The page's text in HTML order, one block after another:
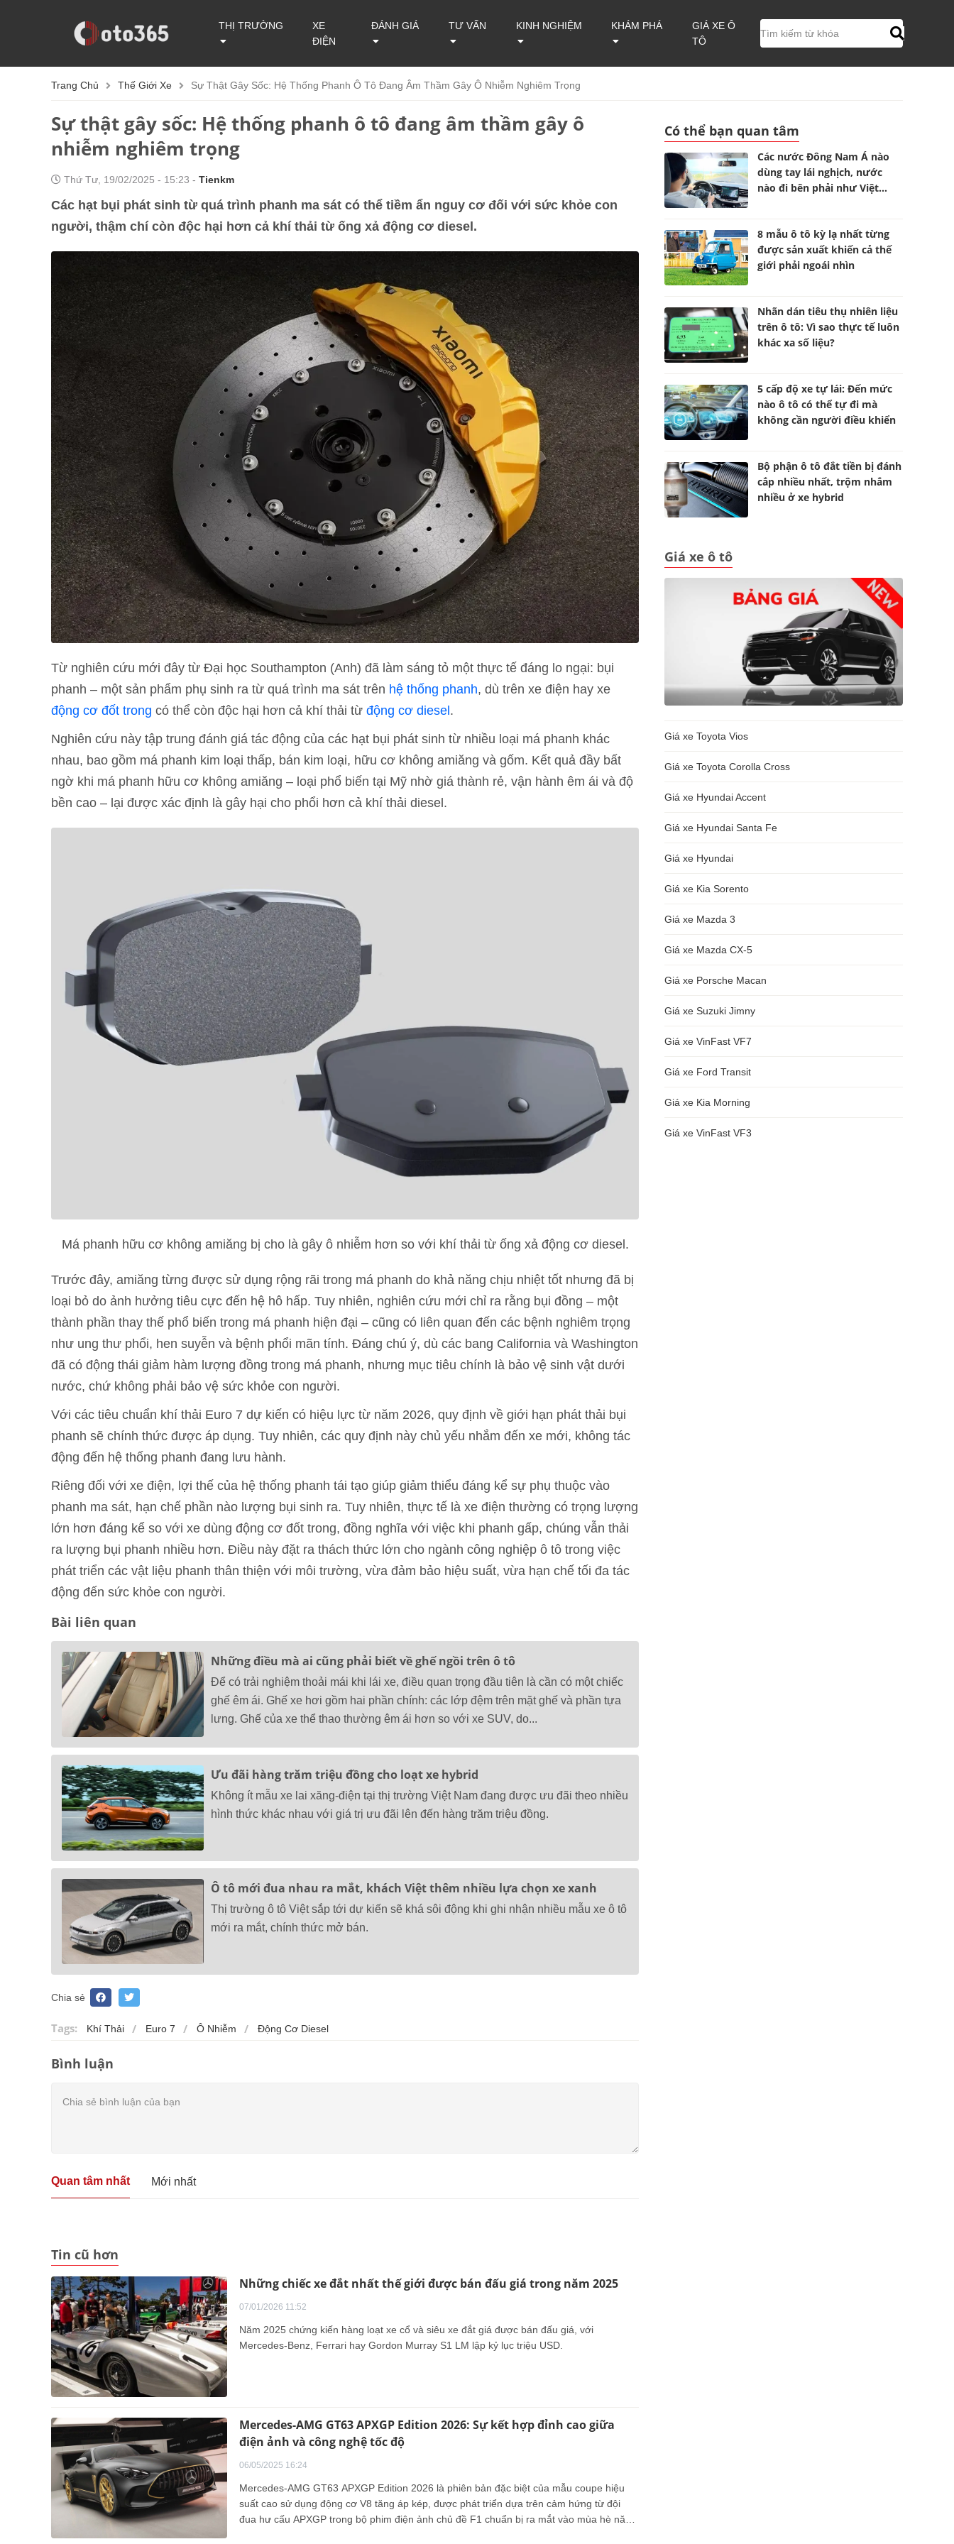
THỊ TRƯỜNG
XE
ĐIỆN
ĐÁNH GIÁ TƯ VẤN KINH NGHIỆM KHÁM PHÁ
GIÁ XE Ô
TÔ
Trang Chủ Thế Giới Xe Sự Thật Gây Sốc: Hệ Thống Phanh Ô Tô Đang Âm Thầm Gây Ô Nhiễm Nghiêm Trọng
Sự thật gây sốc: Hệ thống phanh ô tô đang âm thầm gây ô
nhiễm nghiêm trọng
Thứ Tư, 19/02/2025 - 15:23 - Tienkm
Các hạt bụi phát sinh từ quá trình phanh ma sát có thể tiềm ẩn nguy cơ đối với sức khỏe con
người, thậm chí còn độc hại hơn cả khí thải từ ống xả động cơ diesel.
Từ nghiên cứu mới đây từ Đại học Southampton (Anh) đã làm sáng tỏ một thực tế đáng lo ngại: bụi
phanh – một sản phẩm phụ sinh ra từ quá trình ma sát trên hệ thống phanh, dù trên xe điện hay xe
động cơ đốt trong có thể còn độc hại hơn cả khí thải từ động cơ diesel .
Nghiên cứu này tập trung đánh giá tác động của các hạt bụi phát sinh từ nhiều loại má phanh khác
nhau, bao gồm má phanh kim loại thấp, bán kim loại, hữu cơ không amiăng và gốm. Kết quả đầy bất
ngờ khi má phanh hữu cơ không amiăng – loại phổ biến tại Mỹ nhờ giá thành rẻ, vận hành êm ái và độ
bền cao – lại được xác định là gây hại cho phổi hơn cả khí thải diesel.
Má phanh hữu cơ không amiăng bị cho là gây ô nhiễm hơn so với khí thải từ ống xả động cơ diesel.
Trước đây, amiăng từng được sử dụng rộng rãi trong má phanh do khả năng chịu nhiệt tốt nhưng đã bị
loại bỏ do ảnh hưởng tiêu cực đến hệ hô hấp. Tuy nhiên, nghiên cứu mới chỉ ra rằng bụi đồng – một
thành phần thay thế phổ biến trong má phanh hiện đại – cũng có liên quan đến các bệnh nghiêm trọng
như ung thư phổi, hen suyễn và bệnh phổi mãn tính. Đáng chú ý, dù các bang California và Washington
đã có động thái giảm hàm lượng đồng trong má phanh, nhưng mục tiêu chính là bảo vệ sinh vật dưới
nước, chứ không phải bảo vệ sức khỏe con người.
Với các tiêu chuẩn khí thải Euro 7 dự kiến có hiệu lực từ năm 2026, quy định về giới hạn phát thải bụi
phanh sẽ chính thức được áp dụng. Tuy nhiên, các quy định này chủ yếu nhắm đến xe mới, không tác
động đến hệ thống phanh đang lưu hành.
Riêng đối với xe điện, lợi thế của hệ thống phanh tái tạo giúp giảm thiểu đáng kể sự phụ thuộc vào
phanh ma sát, hạn chế phần nào lượng bụi sinh ra. Tuy nhiên, thực tế là xe điện thường có trọng lượng
lớn hơn đáng kể so với xe dùng động cơ đốt trong, đồng nghĩa với việc khi phanh gấp, chúng vẫn thải
ra lượng bụi phanh nhiều hơn. Điều này đặt ra thách thức lớn cho ngành công nghiệp ô tô trong việc
phát triển các vật liệu phanh thân thiện với môi trường, vừa đảm bảo hiệu suất, vừa hạn chế tối đa tác
động đến sức khỏe con người.
Bài liên quan
Những điều mà ai cũng phải biết về ghế ngồi trên ô tô
Để có trải nghiệm thoải mái khi lái xe, điều quan trọng đầu tiên là cần có một chiếc
ghế êm ái. Ghế xe hơi gồm hai phần chính: các lớp đệm trên mặt ghế và phần tựa
lưng. Ghế của xe thể thao thường êm ái hơn so với xe SUV, do...
Ưu đãi hàng trăm triệu đồng cho loạt xe hybrid
Không ít mẫu xe lai xăng-điện tại thị trường Việt Nam đang được ưu đãi theo nhiều
hình thức khác nhau với giá trị ưu đãi lên đến hàng trăm triệu đồng.
Ô tô mới đua nhau ra mắt, khách Việt thêm nhiều lựa chọn xe xanh
Thị trường ô tô Việt sắp tới dự kiến sẽ khá sôi động khi ghi nhận nhiều mẫu xe ô tô
mới ra mắt, chính thức mở bán.
Chia sẻ
Tags: Khí Thải Euro 7 Ô Nhiễm Động Cơ Diesel
Bình luận
Quan tâm nhất Mới nhất
Tin cũ hơn
Những chiếc xe đắt nhất thế giới được bán đấu giá trong năm 2025
07/01/2026 11:52
Năm 2025 chứng kiến hàng loạt xe cổ và siêu xe đắt giá được bán đấu giá, với
Mercedes-Benz, Ferrari hay Gordon Murray S1 LM lập kỷ lục triệu USD.
Mercedes-AMG GT63 APXGP Edition 2026: Sự kết hợp đỉnh cao giữa
điện ảnh và công nghệ tốc độ
06/05/2025 16:24
Mercedes-AMG GT63 APXGP Edition 2026 là phiên bản đặc biệt của mẫu coupe hiệu
suất cao sử dụng động cơ V8 tăng áp kép, được phát triển dựa trên cảm hứng từ đội
đua hư cấu APXGP trong bộ phim điện ảnh chủ đề F1 chuẩn bị ra mắt vào mùa hè năm
Có thể bạn quan tâm
Các nước Đông Nam Á nào
dùng tay lái nghịch, nước
nào đi bên phải như Việt
8 mẫu ô tô kỳ lạ nhất từng
được sản xuất khiến cả thế
giới phải ngoái nhìn
Nhãn dán tiêu thụ nhiên liệu
trên ô tô: Vì sao thực tế luôn
khác xa số liệu?
5 cấp độ xe tự lái: Đến mức
nào ô tô có thể tự đi mà
không cần người điều khiển
Bộ phận ô tô đắt tiền bị đánh
cắp nhiều nhất, trộm nhắm
nhiều ở xe hybrid
Giá xe ô tô
Giá xe Toyota Vios
Giá xe Toyota Corolla Cross
Giá xe Hyundai Accent
Giá xe Hyundai Santa Fe
Giá xe Hyundai
Giá xe Kia Sorento
Giá xe Mazda 3
Giá xe Mazda CX-5
Giá xe Porsche Macan
Giá xe Suzuki Jimny
Giá xe VinFast VF7
Giá xe Ford Transit
Giá xe Kia Morning
Giá xe VinFast VF3